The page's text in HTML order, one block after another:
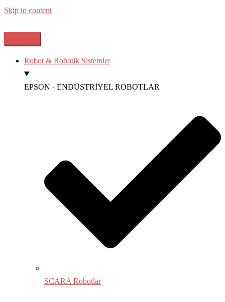
Skip to content
Robot & Robotik Sistemler
EPSON - ENDÜSTRİYEL ROBOTLAR
SCARA Robotlar